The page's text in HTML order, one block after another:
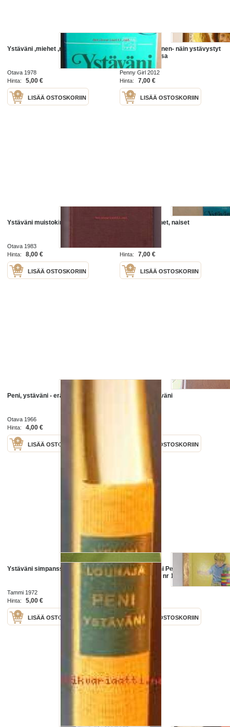
Ystäväni ,miehet ,naiset
Otava 1978
Hinta:
5,00 €
LISÄÄ OSTOSKORIIN
Ystäväni hevonen- näin ystävystyt
hevosen kanssa
Penny Girl 2012
Hinta:
7,00 €
LISÄÄ OSTOSKORIIN
Ystäväni muistokirja
Otava 1983
Hinta:
8,00 €
LISÄÄ OSTOSKORIIN
Ystäväni, miehet, naiset
Hinta:
7,00 €
LISÄÄ OSTOSKORIIN
Peni, ystäväni - erämuistelmia
Otava 1966
Hinta:
4,00 €
LISÄÄ OSTOSKORIIN
Hevoset, ystäväni
LISÄÄ OSTOSKORIIN
Ystäväni simpanssit
Tammi 1972
Hinta:
5,00 €
LISÄÄ OSTOSKORIIN
Paras ystäväni Pete - Tammen
kultaiset kirjat nr 160 -children´s
Tammi 1982
Hinta:
LISÄÄ OSTOSKORIIN